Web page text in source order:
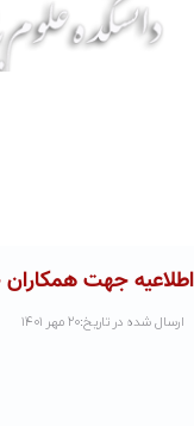
اطلاعیه جهت همکاران حق
ارسال شده در تاریخ:۲۰ مهر ۱۴۰۱